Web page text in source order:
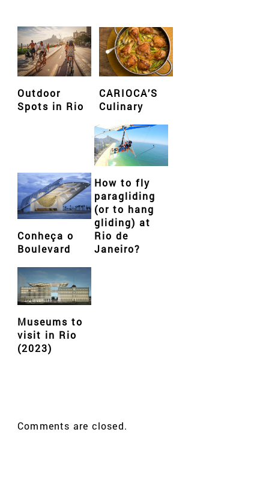
Outdoor
Spots in Rio
CARIOCA’S
Culinary
Conheça o
Boulevard
How to fly
paragliding
(or to hang
gliding) at
Rio de
Janeiro?
Museums to
visit in Rio
(2023)
Comments are closed.